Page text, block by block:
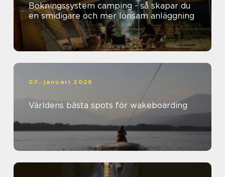
Bokningssystem camping - så skapar du
en smidigare och mer lönsam anläggning
07. januari 2026
Världens bästa spots för wakeboarding